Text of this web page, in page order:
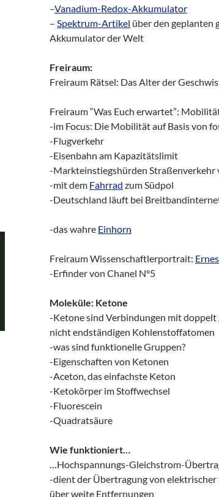
–Vanadium-Redox-Akkumulator
– Spektrum-Artikel über den geplanten
Akkumulator der Welt
Freiraum:
Freiraum Rätsel: Das Alter der
Freiraum “Was Euch erwartet”:
-im Focus: Die Mobilität auf Basis von
-Flugverkehr
-Eisenbahn am Kapazitätslimit
-Markteinstiegshürden Straßenverkehr
-mit dem Fahrrad zum Südpol
-Deutschland läuft bei
-das wahre Einhorn
Freiraum Wissenschaftlerportrait:
-Erfinder von Chanel N°5
Moleküle: Ketone
-Ketone sind Verbindungen mit doppelt
nicht endständigen Kohlenstoffatomen
-was sind funktionelle Gruppen?
-Eigenschaften von Ketonen
-Aceton, das einfachste Keton
-Ketokörper im Stoffwechsel
-Fluorescein
-Quadratsäure
Wie funktioniert…
…Hochspannungs-Gleichstrom-
-dient der Übertragung von elektrischer
über weite Entfernungen